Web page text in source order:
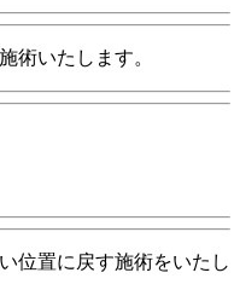
術いたします。
位置に戻す施術をいたし